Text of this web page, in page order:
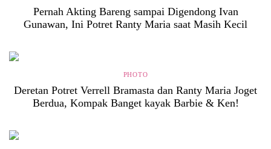
Pernah Akting Bareng sampai Digendong Ivan
Gunawan, Ini Potret Ranty Maria saat Masih Kecil
PHOTO
Deretan Potret Verrell Bramasta dan Ranty Maria Joget
Berdua, Kompak Banget kayak Barbie & Ken!